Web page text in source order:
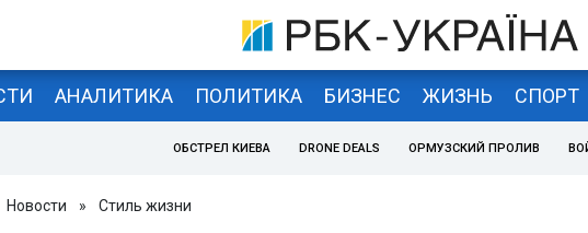
АНАЛИТИКА ПОЛИТИКА БИЗНЕС ЖИЗНЬ СПОРТ
ОБСТРЕЛ КИЕВА DRONE DEALS ОРМУЗСКИЙ ПРОЛИВ
Новости » Стиль жизни